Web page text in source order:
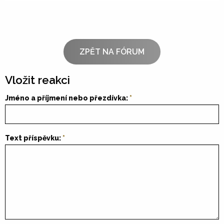
ZPĚT NA FÓRUM
Vložit reakci
Jméno a příjmení nebo přezdívka:
Text příspěvku: